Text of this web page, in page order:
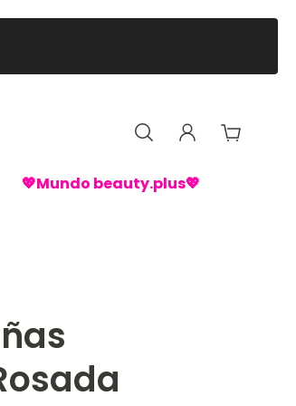
💖Mundo beauty.plus💖